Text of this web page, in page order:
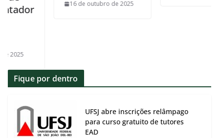
16 de outubro de 2025
Fique por dentro
UFSJ abre inscrições relâmpago
para curso gratuito de tutores
EAD